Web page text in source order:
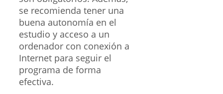
se recomienda tener una
buena autonomía en el
estudio y acceso a un
ordenador con conexión a
Internet para seguir el
programa de forma
efectiva.